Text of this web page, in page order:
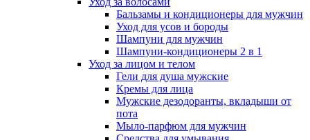
Бальзамы и кондиционеры для мужчин
Уход для усов и бороды
Шампуни для мужчин
Шампуни-кондиционеры 2 в 1
Уход за лицом и телом
Гели для душа мужские
Кремы для лица
Мужские дезодоранты, вкладыши от
пота
Мыло-парфюм для мужчин